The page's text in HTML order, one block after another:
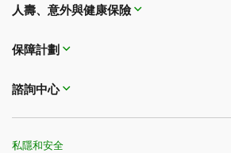
人壽、意外與健康保險
保障計劃
諮詢中心
私隱和安全